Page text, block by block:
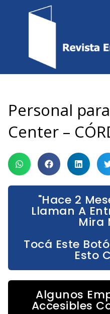
Personal
Center –
"Hace 2
Llaman A
Mira
Tocá Este
Esto
Algunos
Accesibles